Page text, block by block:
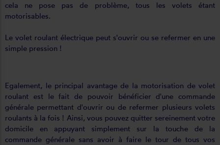
cela ne pose pas de problème, tous les volets étant
motorisables.
Le volet roulant électrique peut s'ouvrir ou se refermer en une
simple pression !
Egalement, le principal avantage de la motorisation de volet
roulant est le fait de pouvoir bénéficier d'une commande
générale permettant d'ouvrir ou de refermer plusieurs volets
roulants à la fois ! Ainsi, vous pouvez quitter sereinement votre
domicile en appuyant simplement sur la touche de la
commande générale sans avoir à faire le tour de tous vos